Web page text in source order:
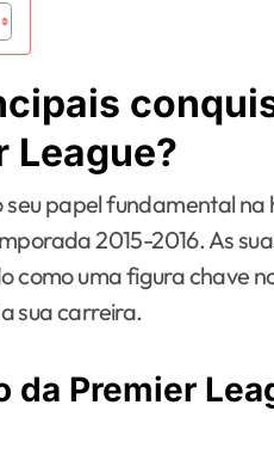
League?
papel fundamental
2015-2016. As
como uma figura chave
sua carreira.
da Premier